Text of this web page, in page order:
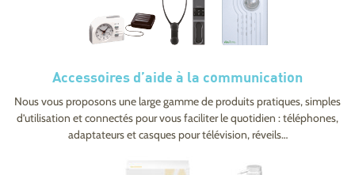
Accessoires d’aide à la communication
Nous vous proposons une large gamme de produits pratiques, simples
d’utilisation et connectés pour vous faciliter le quotidien : téléphones,
adaptateurs et casques pour télévision, réveils…